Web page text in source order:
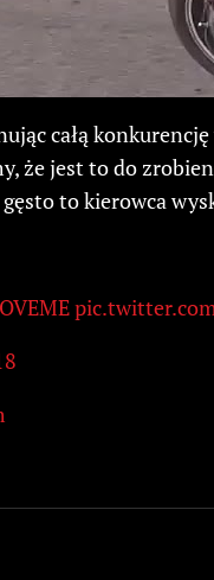
całą
że jest to do
to kierowca